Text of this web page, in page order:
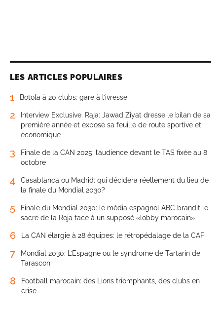
LES ARTICLES POPULAIRES
1 Botola à 20 clubs: gare à l’ivresse
2
Interview Exclusive. Raja: Jawad Ziyat dresse le bilan de sa
première année et expose sa feuille de route sportive et
économique
3
Finale de la CAN 2025: l’audience devant le TAS fixée au 8
octobre
4
Casablanca ou Madrid: qui décidera réellement du lieu de
la finale du Mondial 2030?
5
Finale du Mondial 2030: le média espagnol ABC brandit le
sacre de la Roja face à un supposé «lobby marocain»
6 La CAN élargie à 28 équipes: le rétropédalage de la CAF
7
Mondial 2030: L’Espagne ou le syndrome de Tartarin de
Tarascon
8
Football marocain: des Lions triomphants, des clubs en
crise